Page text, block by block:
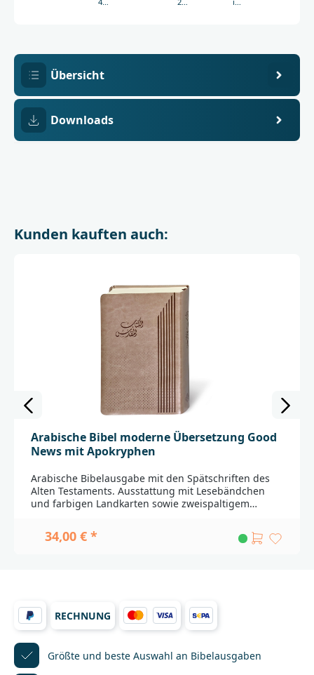
Übersicht
Downloads
Kunden kauften auch:
Arabische Bibel moderne Übersetzung Good
News mit Apokryphen
Arabische Bibelausgabe mit den Spätschriften des
Alten Testaments. Ausstattung mit Lesebändchen
und farbigen Landkarten sowie zweispaltigem
Sie:Fremdsprachige Ausgaben werden aus
unterschiedlichen Ländern importiert. Durch weite
Lieferfähigkeit
vorbehalten._____________________________________________
________________Bei Fragen zur Produktsicherheit
wenden Sie sich bitte an:Deutsche
BibelgesellschaftBalinger Str. 31 A70567
Stuttgartproduktsicherheit@dbg.de
34,00 € *
RECHNUNG
Größte und beste Auswahl an Bibelausgaben